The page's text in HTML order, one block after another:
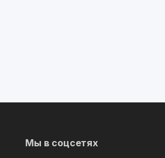
Мы в соцсетях